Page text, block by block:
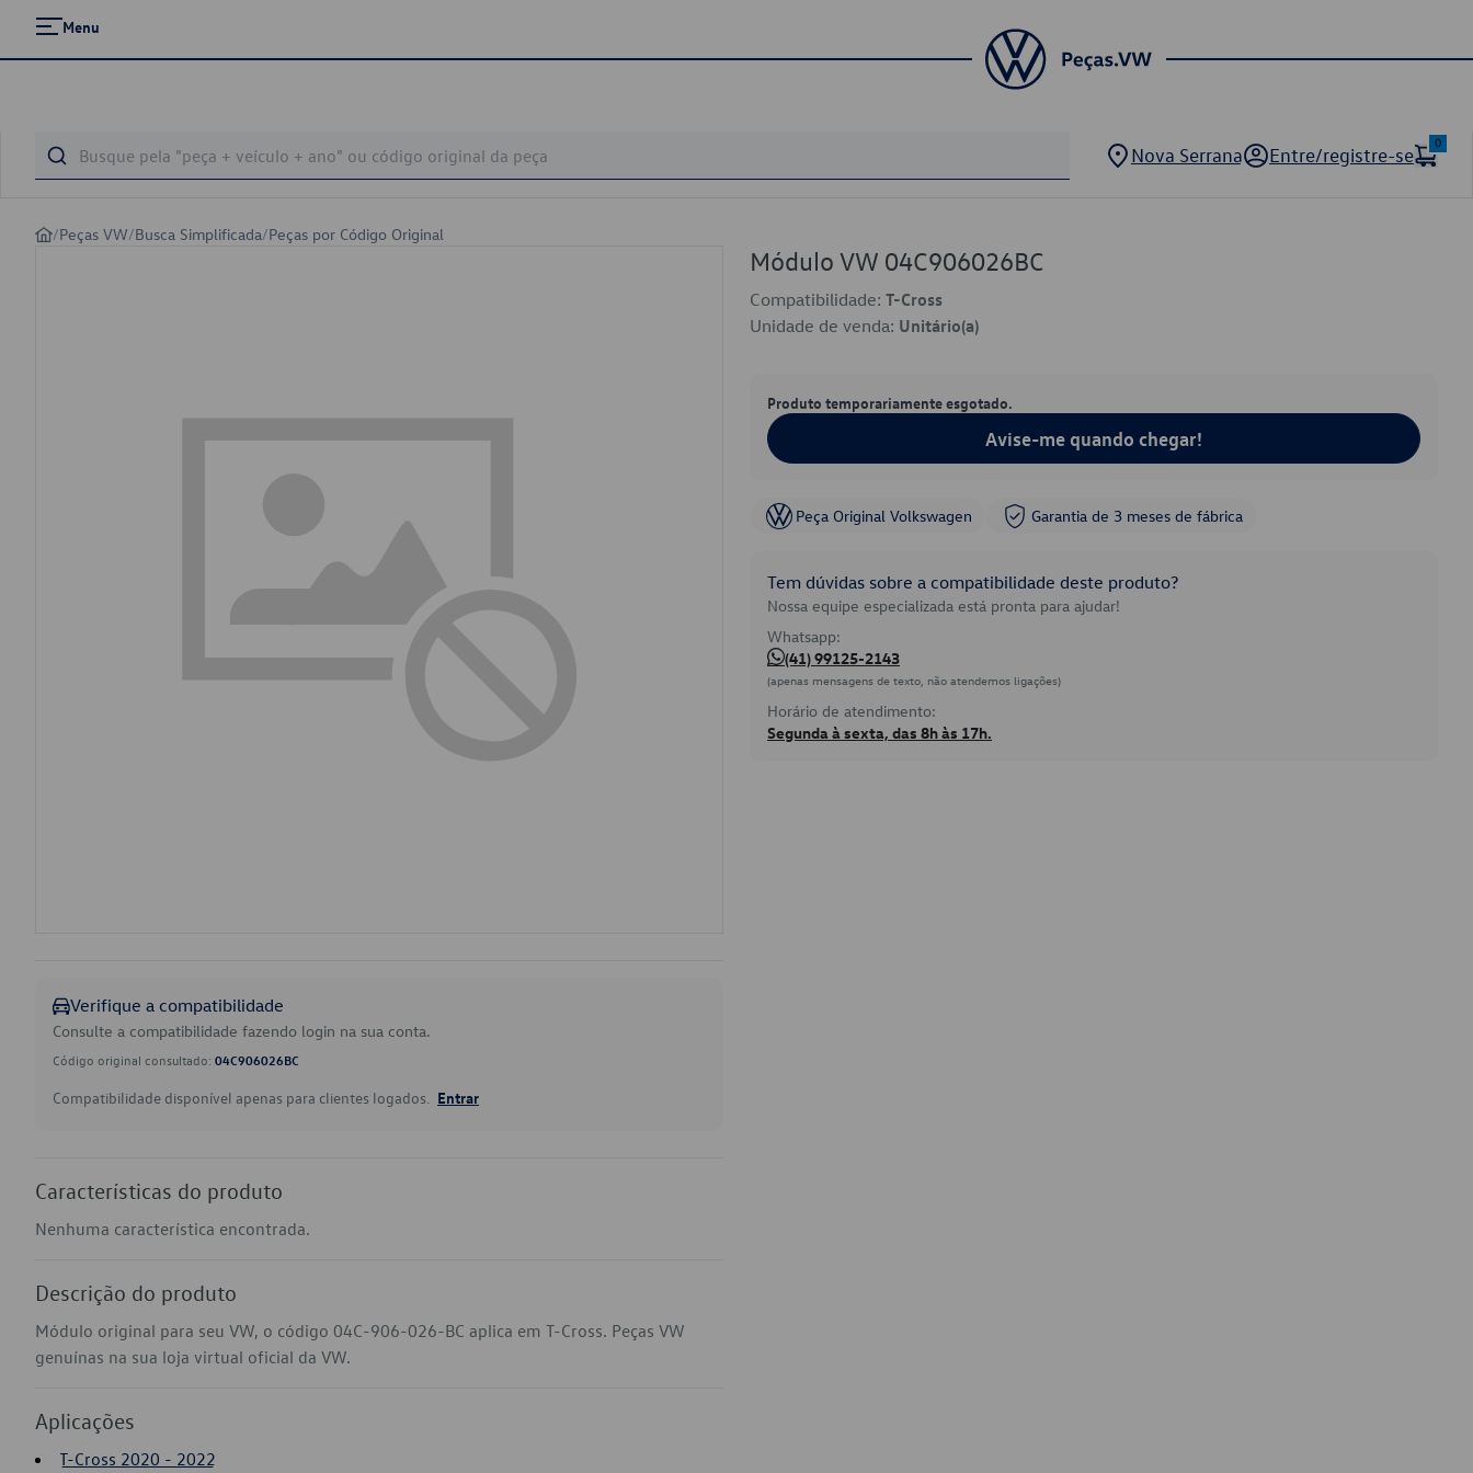
Menu
Nova Serrana Entre/registre-se
0
/Peças VW/Busca Simplificada/Peças por Código Original
Verifique a compatibilidade
Consulte a compatibilidade fazendo login na sua conta.
Código original consultado: 04C906026BC
Compatibilidade disponível apenas para clientes logados. Entrar
Características do produto
Nenhuma característica encontrada.
Descrição do produto
Módulo original para seu VW, o código 04C-906-026-BC aplica em T-Cross. Peças VW
genuínas na sua loja virtual oficial da VW.
Aplicações
T-Cross 2020 - 2022
Módulo VW 04C906026BC
Compatibilidade: T-Cross
Unidade de venda: Unitário(a)
Produto temporariamente esgotado.
Avise-me quando chegar!
Peça Original Volkswagen Garantia de 3 meses de fábrica
Tem dúvidas sobre a compatibilidade deste produto?
Nossa equipe especializada está pronta para ajudar!
Whatsapp:
(41) 99125-2143
(apenas mensagens de texto, não atendemos ligações)
Horário de atendimento:
Segunda à sexta, das 8h às 17h.